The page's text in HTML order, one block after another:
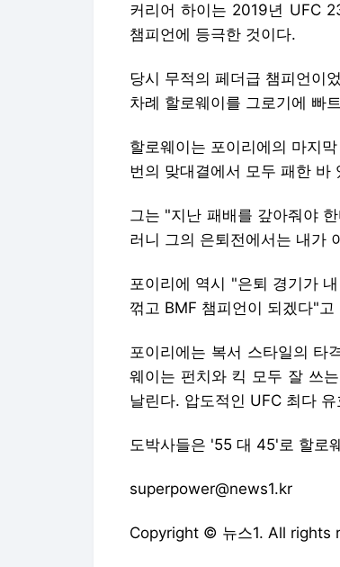
커리어 하이는 2019년 UFC
챔피언에 등극한 것이다.
당시 무적의 페더급 챔피언이
차례 할로웨이를 그로기에 빠
할로웨이는 포이리에의 마지
번의 맞대결에서 모두 패한 바
그는 "지난 패배를 갚아줘야
러니 그의 은퇴전에서는 내가
포이리에 역시 "은퇴 경기가
꺾고 BMF 챔피언이 되겠다"고
포이리에는 복서 스타일의 타
웨이는 펀치와 킥 모두 잘 쓰
날린다. 압도적인 UFC 최다
도박사들은 '55 대 45'로 할로
superpower@news1.kr
Copyright © 뉴스1. All rights